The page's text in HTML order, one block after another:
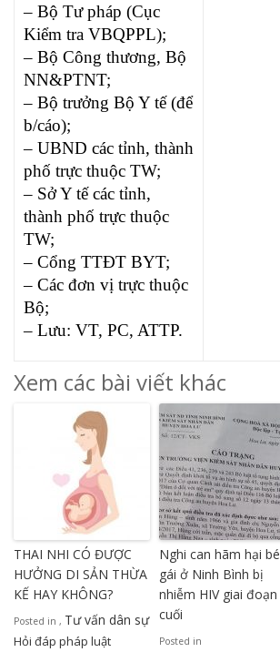
– Bộ Tư pháp (Cục
Kiểm tra VBQPPL);
– Bộ Công thương, Bộ
NN&PTNT;
– Bộ trưởng Bộ Y tế (để
b/cáo);
– UBND các tỉnh, thành
phố trực thuộc TW;
– Sở Y tế các tỉnh,
thành phố trực thuộc
TW;
– Cổng TTĐT BYT;
– Các đơn vị trực thuộc
Bộ;
– Lưu: VT, PC, ATTP.
Xem các bài viết khác
THAI NHI CÓ ĐƯỢC
HƯỞNG DI SẢN THỪA
KẾ HAY KHÔNG?
Posted in
Hỏi đáp pháp luật
, Tư vấn dân sự
Nghi can hãm hại bé
gái ở Ninh Bình bị
nhiễm HIV giai đoạn
cuối
Posted in